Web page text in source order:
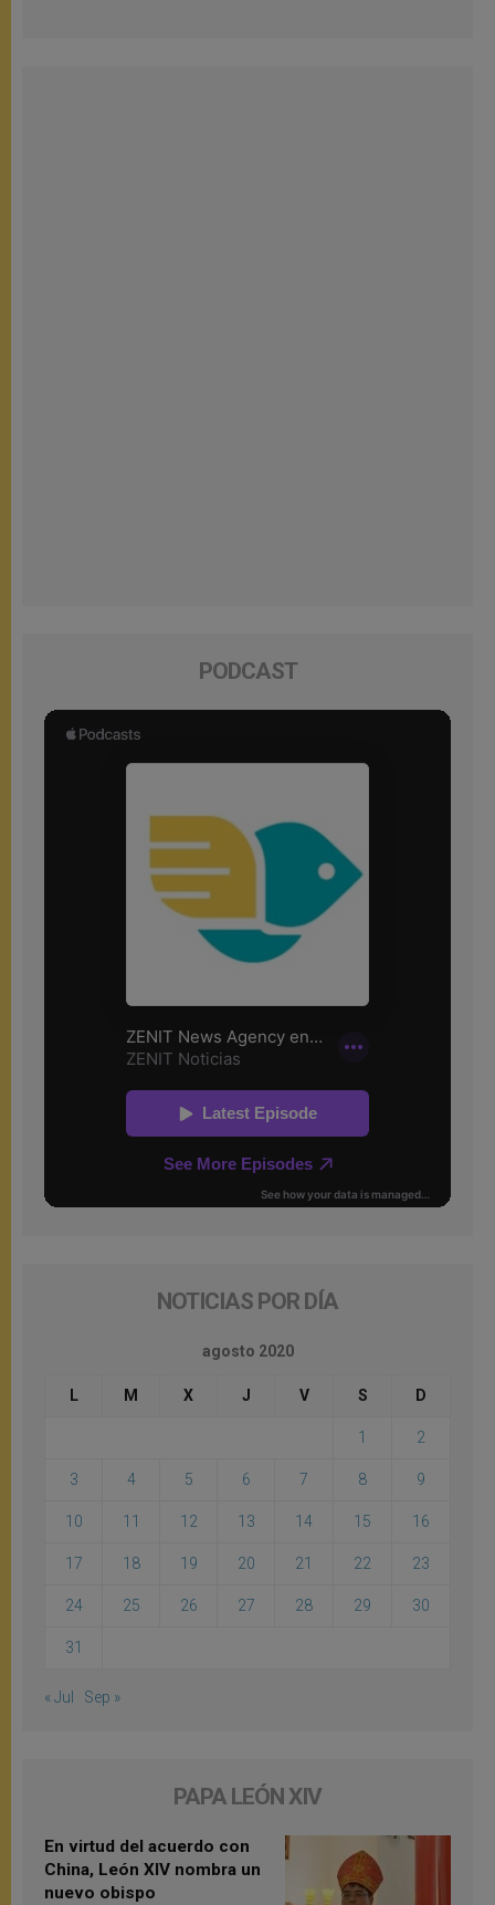
PODCAST
NOTICIAS POR DÍA
agosto 2020
L M X J V S D
1 2
3 4 5 6 7 8 9
10 11 12 13 14 15 16
17 18 19 20 21 22 23
24 25 26 27 28 29 30
31
« Jul Sep »
PAPA LEÓN XIV
En virtud del acuerdo con
China, León XIV nombra un
nuevo obispo